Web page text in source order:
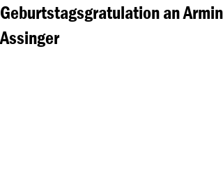
Geburtstagsgratulation an Armin
Assinger